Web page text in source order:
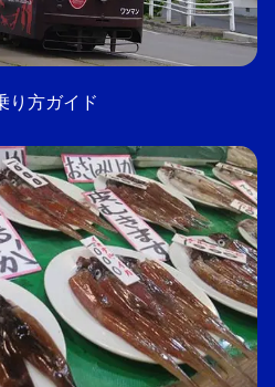
り方ガイド